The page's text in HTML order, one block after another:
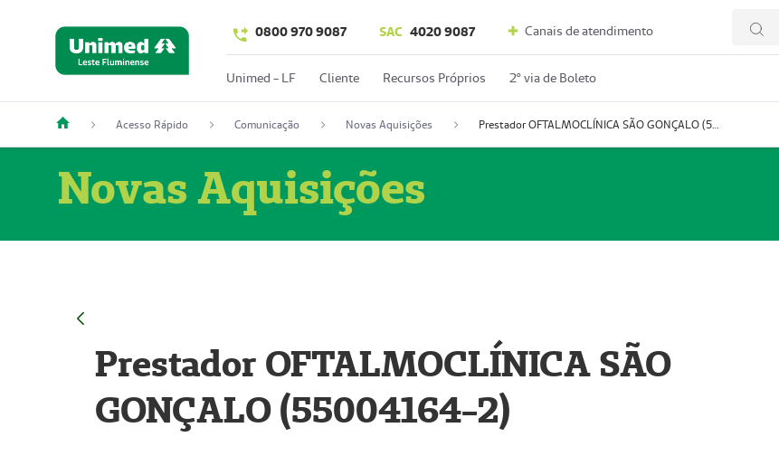
0800 970 9087 SAC 4020 9087 Canais de atendimento
Unimed - LF Cliente Recursos Próprios 2º via de Boleto
Acesso Rápido Comunicação Novas Aquisições Prestador OFTALMOCLÍNICA SÃO GONÇALO (55004164-2)
Novas Aquisições
Prestador OFTALMOCLÍNICA SÃO
GONÇALO (55004164-2)